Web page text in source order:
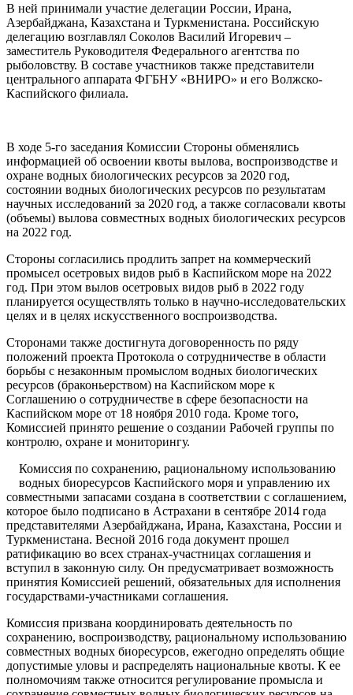
В ней принимали участие делегации России, Ирана,
Азербайджана, Казахстана и Туркменистана. Российскую
делегацию возглавлял Соколов Василий Игоревич –
заместитель Руководителя Федерального агентства по
рыболовству. В составе участников также представители
центрального аппарата ФГБНУ «ВНИРО» и его Волжско-
Каспийского филиала.
В ходе 5-го заседания Комиссии Стороны обменялись
информацией об освоении квоты вылова, воспроизводстве и
охране водных биологических ресурсов за 2020 год,
состоянии водных биологических ресурсов по результатам
научных исследований за 2020 год, а также согласовали квоты
(объемы) вылова совместных водных биологических ресурсов
на 2022 год.
Стороны согласились продлить запрет на коммерческий
промысел осетровых видов рыб в Каспийском море на 2022
год. При этом вылов осетровых видов рыб в 2022 году
планируется осуществлять только в научно-исследовательских
целях и в целях искусственного воспроизводства.
Сторонами также достигнута договоренность по ряду
положений проекта Протокола о сотрудничестве в области
борьбы с незаконным промыслом водных биологических
ресурсов (браконьерством) на Каспийском море к
Соглашению о сотрудничестве в сфере безопасности на
Каспийском море от 18 ноября 2010 года. Кроме того,
Комиссией принято решение о создании Рабочей группы по
контролю, охране и мониторингу.
Комиссия по сохранению, рациональному использованию
водных биоресурсов Каспийского моря и управлению их
совместными запасами создана в соответствии с соглашением,
которое было подписано в Астрахани в сентябре 2014 года
представителями Азербайджана, Ирана, Казахстана, России и
Туркменистана. Весной 2016 года документ прошел
ратификацию во всех странах-участницах соглашения и
вступил в законную силу. Он предусматривает возможность
принятия Комиссией решений, обязательных для исполнения
государствами-участниками соглашения.
Комиссия призвана координировать деятельность по
сохранению, воспроизводству, рациональному использованию
совместных водных биоресурсов, ежегодно определять общие
допустимые уловы и распределять национальные квоты. К ее
полномочиям также относится регулирование промысла и